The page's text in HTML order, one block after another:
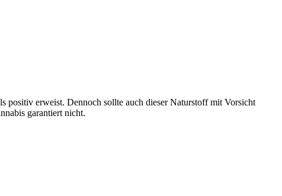
positiv erweist. Dennoch sollte auch dieser Naturstoff mit Vorsicht
garantiert nicht.